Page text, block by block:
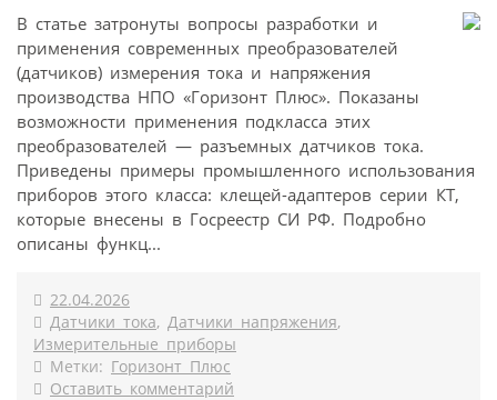
В статье затронуты вопросы разработки и
применения современных преобразователей
(датчиков) измерения тока и напряжения
производства НПО «Горизонт Плюс». Показаны
возможности применения подкласса этих
преобразователей — разъемных датчиков тока.
Приведены примеры промышленного использования
приборов этого класса: клещей-адаптеров серии КТ,
которые внесены в Госреестр СИ РФ. Подробно
описаны функц...
22.04.2026
Датчики тока, Датчики напряжения,
Измерительные приборы
Метки: Горизонт Плюс
Оставить комментарий